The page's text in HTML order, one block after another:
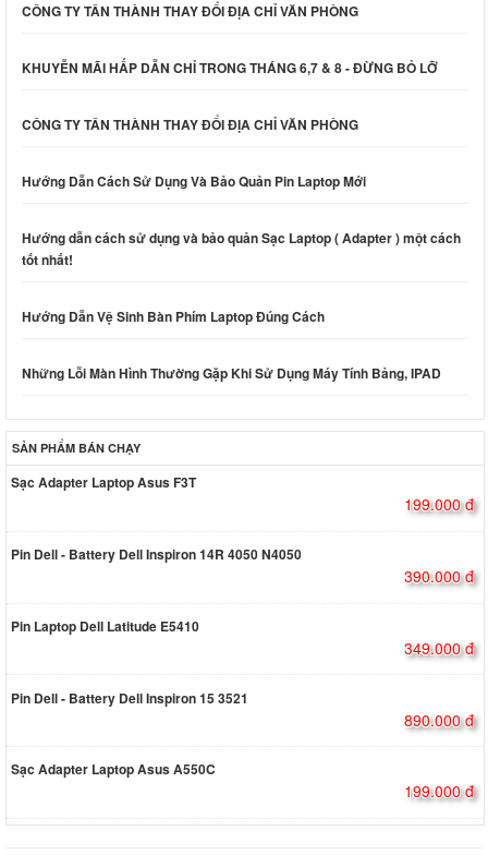
CÔNG TY TÂN THÀNH THAY ĐỔI ĐỊA CHỈ VĂN PHÒNG
KHUYỄN MÃI HẤP DẪN CHỈ TRONG THÁNG 6,7 & 8 - ĐỪNG BỎ LỠ
CÔNG TY TÂN THÀNH THAY ĐỔI ĐỊA CHỈ VĂN PHÒNG
Hướng Dẫn Cách Sử Dụng Và Bảo Quản Pin Laptop Mới
Hướng dẫn cách sử dụng và bảo quản Sạc Laptop ( Adapter ) một cách
tốt nhất!
Hướng Dẫn Vệ Sinh Bàn Phím Laptop Đúng Cách
Những Lỗi Màn Hình Thường Gặp Khi Sử Dụng Máy Tính Bảng, IPAD
SẢN PHẨM BÁN CHẠY
Sạc Adapter Laptop Asus F3T
199.000 đ
Pin Dell - Battery Dell Inspiron 14R 4050 N4050
390.000 đ
Pin Laptop Dell Latitude E5410
349.000 đ
Pin Dell - Battery Dell Inspiron 15 3521
890.000 đ
Sạc Adapter Laptop Asus A550C
199.000 đ